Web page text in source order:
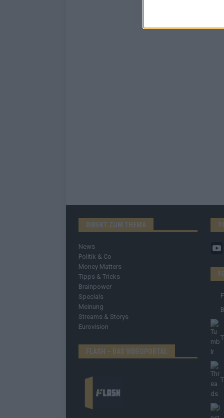
DIREKT ZUM THEMA
News
Politik & Co
Money Matters
Tipps & Tricks
Brainpower
Specials
Meinung
Streams & Storys
Eurovision
FLASH – DAS VIDEOPORTAL